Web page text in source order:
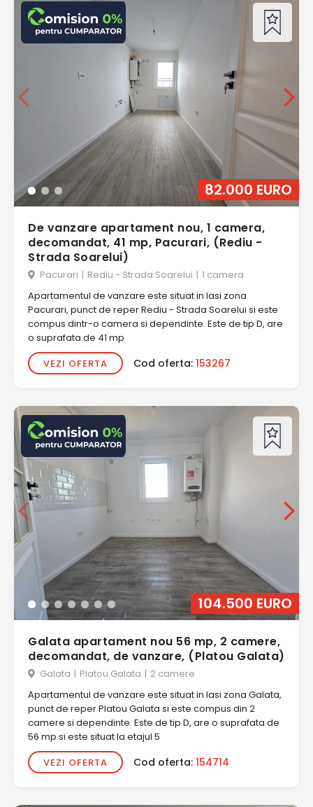
82.000 EURO
De vanzare apartament nou, 1 camera,
decomandat, 41 mp, Pacurari, (Rediu -
Strada Soarelui)
Pacurari | Rediu - Strada Soarelui | 1 camera
Apartamentul de vanzare este situat in Iasi zona
Pacurari, punct de reper Rediu - Strada Soarelui si este
compus dintr-o camera si dependinte. Este de tip D, are
o suprafata de 41 mp
VEZI OFERTA
Cod oferta: 153267
104.500 EURO
Galata apartament nou 56 mp, 2 camere,
decomandat, de vanzare, (Platou Galata)
Galata | Platou Galata | 2 camere
Apartamentul de vanzare este situat in Iasi zona Galata,
punct de reper Platou Galata si este compus din 2
camere si dependinte. Este de tip D, are o suprafata de
56 mp si este situat la etajul 5
VEZI OFERTA
Cod oferta: 154714